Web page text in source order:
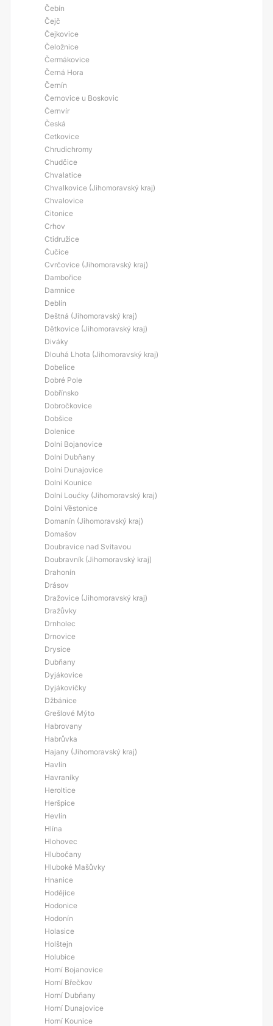
Čebín
Čejč
Čejkovice
Čeložnice
Čermákovice
Černá Hora
Černín
Černovice u Boskovic
Černvír
Česká
Cetkovice
Chrudichromy
Chudčice
Chvalatice
Chvalkovice (Jihomoravský kraj)
Chvalovice
Citonice
Crhov
Ctidružice
Čučice
Cvrčovice (Jihomoravský kraj)
Dambořice
Damnice
Deblín
Deštná (Jihomoravský kraj)
Dětkovice (Jihomoravský kraj)
Diváky
Dlouhá Lhota (Jihomoravský kraj)
Dobelice
Dobré Pole
Dobřínsko
Dobročkovice
Dobšice
Dolenice
Dolní Bojanovice
Dolní Dubňany
Dolní Dunajovice
Dolní Kounice
Dolní Loućky (Jihomoravský kraj)
Dolní Věstonice
Domanín (Jihomoravský kraj)
Domašov
Doubravice nad Svitavou
Doubravník (Jihomoravský kraj)
Drahonín
Drásov
Dražovice (Jihomoravský kraj)
Dražůvky
Drnholec
Drnovice
Drysice
Dubňany
Dyjákovice
Dyjákovičky
Džbánice
Grešlové Mýto
Habrovany
Habrůvka
Hajany (Jihomoravský kraj)
Havlín
Havraníky
Heroltice
Heršpice
Hevlín
Hlína
Hlohovec
Hlubočany
Hluboké Mašůvky
Hnanice
Hodějice
Hodonice
Hodonín
Holasice
Holštejn
Holubice
Horní Bojanovice
Horní Břečkov
Horní Dubňany
Horní Dunajovice
Horní Kounice